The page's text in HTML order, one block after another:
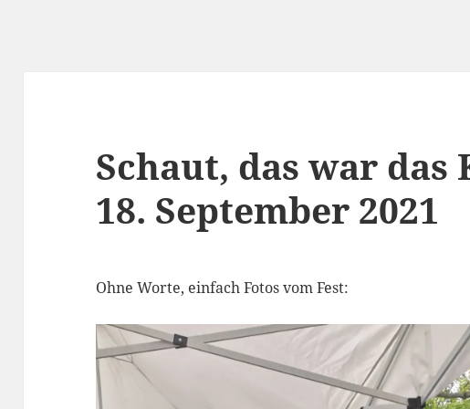
Schaut, das war das
18. September 2021
Ohne Worte, einfach Fotos vom Fest: